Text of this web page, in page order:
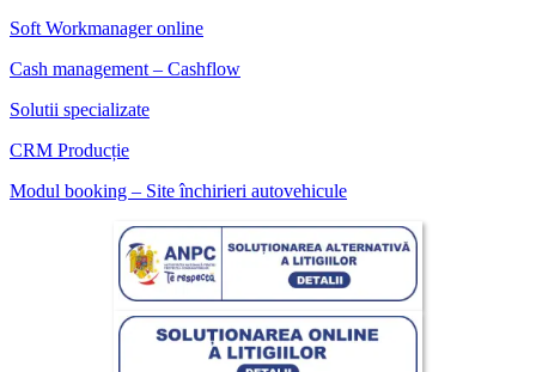
Soft Workmanager online
Cash management – Cashflow
Solutii specializate
CRM Producție
Modul booking – Site închirieri autovehicule